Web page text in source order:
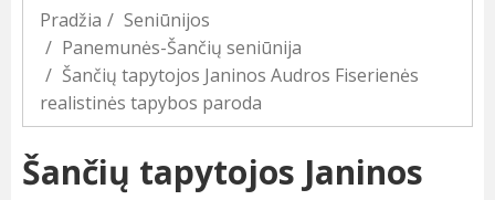
Pradžia
Seniūnijos
Panemunės-Šančių seniūnija
Šančių tapytojos Janinos Audros Fiserienės
realistinės tapybos paroda
Šančių tapytojos Janinos